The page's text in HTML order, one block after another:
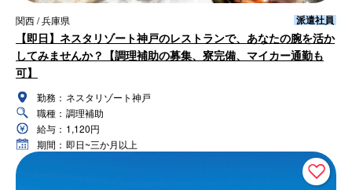
関西 / 兵庫県 派遣社員
【即日】ネスタリゾート神戸のレストランで、あなたの腕を活か
してみませんか？【調理補助の募集、寮完備、マイカー通勤も
可】
勤務： ネスタリゾート神戸
職種： 調理補助
給与： 1,120円
期間： 即日~三か月以上